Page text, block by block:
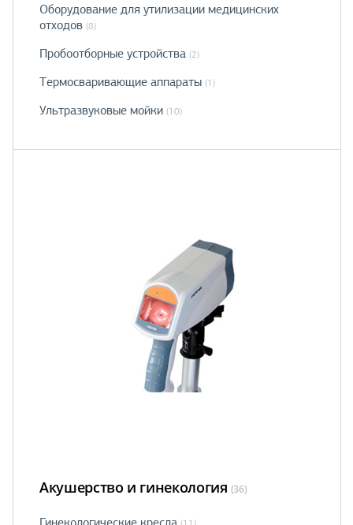
Оборудование для утилизации медицинских
отходов (8)
Пробоотборные устройства (2)
Термосваривающие аппараты (1)
Ультразвуковые мойки (10)
Акушерство и гинекология (36)